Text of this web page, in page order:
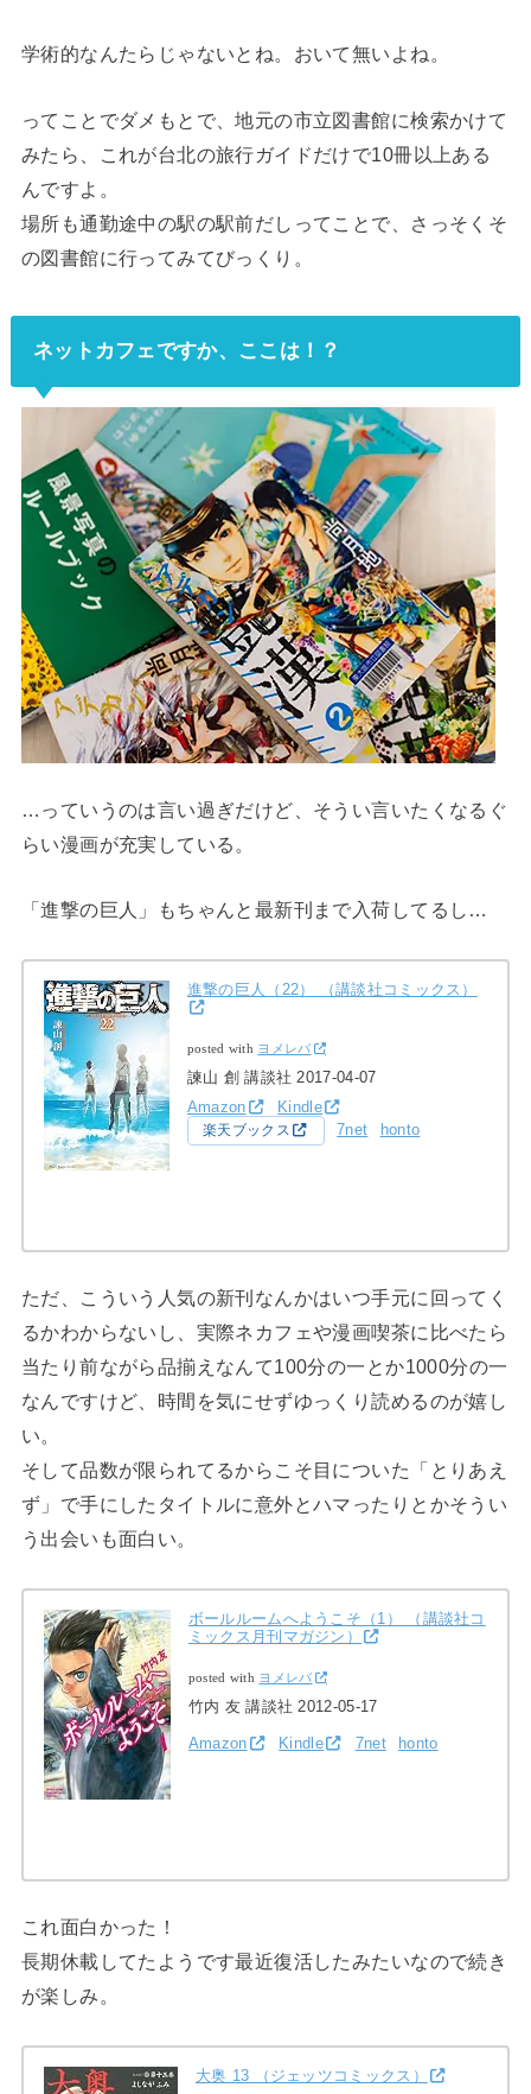
学術的なんたらじゃないとね。おいて無いよね。
ってことでダメもとで、地元の市立図書館に検索かけて
みたら、これが台北の旅行ガイドだけで10冊以上ある
んですよ。
場所も通勤途中の駅の駅前だしってことで、さっそくそ
の図書館に行ってみてびっくり。
ネットカフェですか、ここは！？
…っていうのは言い過ぎだけど、そうい言いたくなるぐ
らい漫画が充実している。
「進撃の巨人」もちゃんと最新刊まで入荷してるし…
進撃の巨人（22） （講談社コミックス）
posted with ヨメレバ
諫山 創 講談社 2017-04-07
Amazon
Kindle
楽天ブックス 7net honto
ただ、こういう人気の新刊なんかはいつ手元に回ってく
るかわからないし、実際ネカフェや漫画喫茶に比べたら
当たり前ながら品揃えなんて100分の一とか1000分の一
なんですけど、時間を気にせずゆっくり読めるのが嬉し
い。
そして品数が限られてるからこそ目についた「とりあえ
ず」で手にしたタイトルに意外とハマったりとかそうい
う出会いも面白い。
ボールルームへようこそ（1） （講談社コ
ミックス月刊マガジン）
posted with ヨメレバ
竹内 友 講談社 2012-05-17
Amazon Kindle 7net honto
これ面白かった！
長期休載してたようです最近復活したみたいなので続き
が楽しみ。
大奥 13 （ジェッツコミックス）